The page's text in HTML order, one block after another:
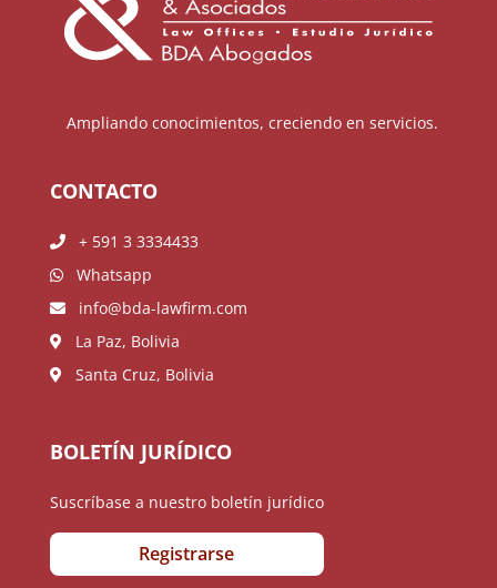
Ampliando conocimientos, creciendo en servicios.
CONTACTO
+ 591 3 3334433
Whatsapp
info@bda-lawfirm.com
La Paz, Bolivia
Santa Cruz, Bolivia
BOLETÍN JURÍDICO
Suscríbase a nuestro boletín jurídico
Registrarse